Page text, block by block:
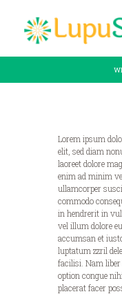
Lorem ipsum
elit, sed diam
laoreet dolore
enim ad minim
ullamcorper
commodo
in hendrerit in
vel illum dolore
accumsan et
luptatum zzril
facilisi. Nam
option congue
placerat facer